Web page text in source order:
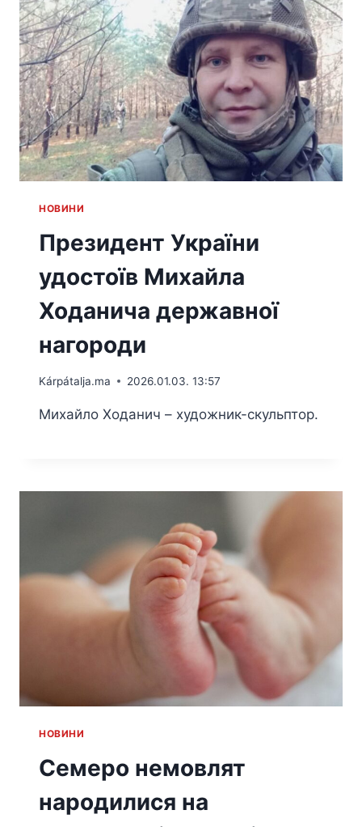
HОВИНИ
Президент України
удостоїв Михайла
Ходанича державної
нагороди
Kárpátalja.ma 2026.01.03. 13:57
Михайло Ходанич – художник-скульптор.
HОВИНИ
Семеро немовлят
народилися на